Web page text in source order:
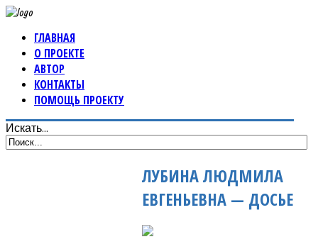
ГЛАВНАЯ
О ПРОЕКТЕ
АВТОР
КОНТАКТЫ
ПОМОЩЬ ПРОЕКТУ
Искать...
ЛУБИНА ЛЮДМИЛА
ЕВГЕНЬЕВНА — ДОСЬЕ